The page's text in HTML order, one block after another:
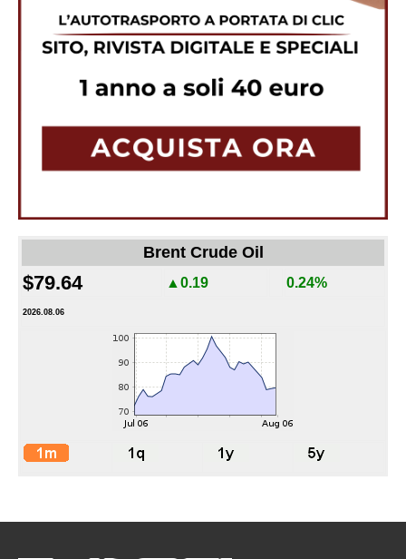
Brent Crude Oil
$79.64 ▲0.19 0.24%
2026.08.06